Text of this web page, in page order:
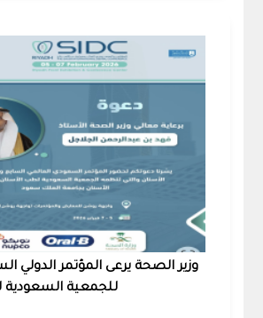
وزير الصحة يرعى المؤتمر الدولي
للجمعية السعودية